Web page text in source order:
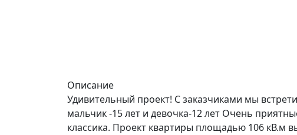
Описание
Удивительный проект! С заказчиками мы
мальчик -15 лет и девочка-12 лет Очень
классика. Проект квартиры площадью 106 кВ.м